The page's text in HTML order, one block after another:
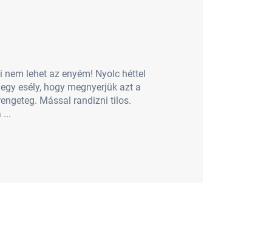
lehet az enyém! Nyolc héttel
esély, hogy megnyerjük azt a
Mással randizni tilos.
...